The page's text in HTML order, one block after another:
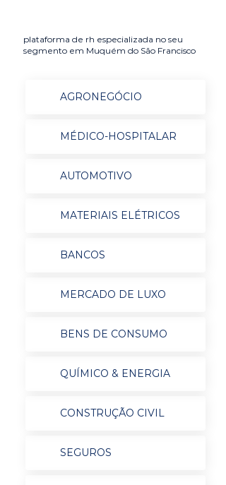
plataforma de rh especializada no seu
segmento em Muquém do São Francisco
AGRONEGÓCIO
MÉDICO-HOSPITALAR
AUTOMOTIVO
MATERIAIS ELÉTRICOS
BANCOS
MERCADO DE LUXO
BENS DE CONSUMO
QUÍMICO & ENERGIA
CONSTRUÇÃO CIVIL
SEGUROS